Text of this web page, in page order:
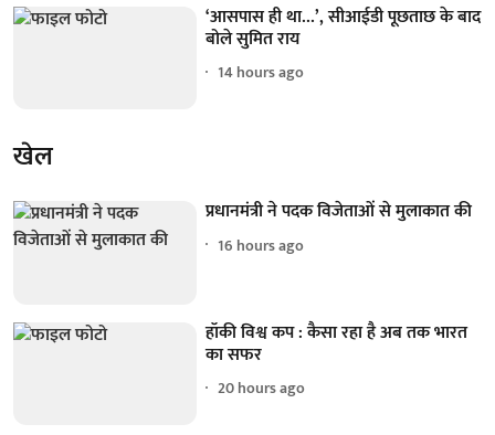
‘आसपास ही था...’, सीआईडी पूछताछ के बाद
बोले सुमित राय
14 hours ago
खेल
प्रधानमंत्री ने पदक विजेताओं से मुलाकात की
16 hours ago
हॉकी विश्व कप : कैसा रहा है अब तक भारत
का सफर
20 hours ago